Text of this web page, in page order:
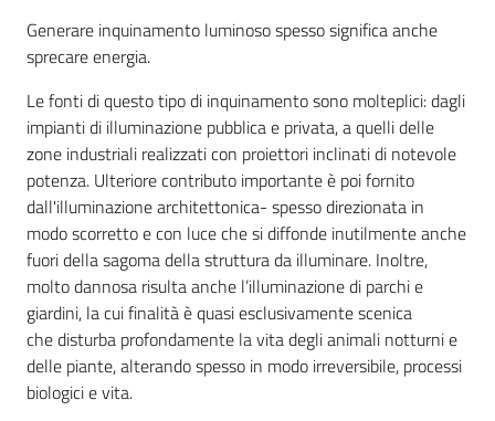
Servizi
Leggi Atti Bandi
Piani Programmi
Progetti
Generare inquinamento luminoso spesso significa anche
sprecare energia.
Le fonti di questo tipo di inquinamento sono molteplici: dagli
impianti di illuminazione pubblica e privata, a quelli delle
zone industriali realizzati con proiettori inclinati di notevole
potenza. Ulteriore contributo importante è poi fornito
dall'illuminazione architettonica- spesso direzionata in
modo scorretto e con luce che si diffonde inutilmente anche
fuori della sagoma della struttura da illuminare. Inoltre,
molto dannosa risulta anche l’illuminazione di parchi e
giardini, la cui finalità è quasi esclusivamente scenica
che disturba profondamente la vita degli animali notturni e
delle piante, alterando spesso in modo irreversibile, processi
biologici e vita.